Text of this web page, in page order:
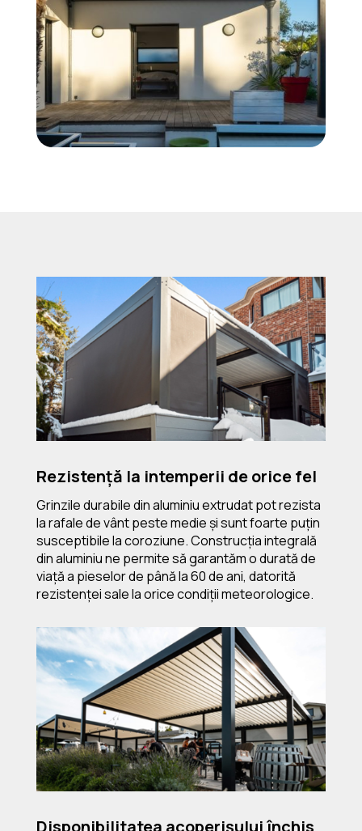
Rezistență la intemperii de orice fel
Grinzile durabile din aluminiu extrudat pot rezista
la rafale de vânt peste medie și sunt foarte puțin
susceptibile la coroziune. Construcția integrală
din aluminiu ne permite să garantăm o durată de
viață a pieselor de până la 60 de ani, datorită
rezistenței sale la orice condiții meteorologice.